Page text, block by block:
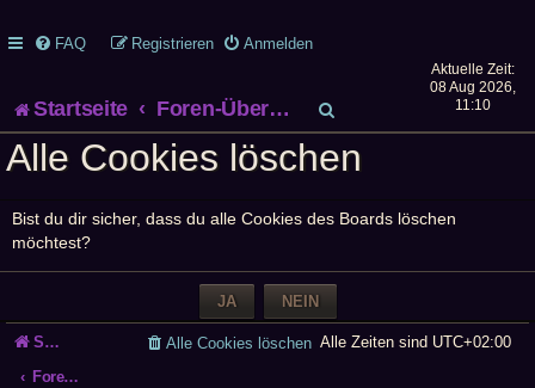
FAQ Anmelden
Registrieren
Startseite Foren-Übersicht
u
Aktuelle Zeit:
08 Aug 2026,
11:10
Alle Cookies löschen
Bist du dir sicher, dass du alle Cookies des Boards löschen
möchtest?
Startseite
Foren-Übersicht
Alle Zeiten sind UTC+02:00
Alle Cookies löschen